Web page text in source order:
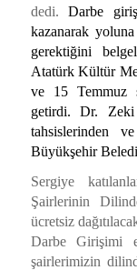
dedi.Darbe
kazanarak
gerektiğini
Atatürk Kültür
ve 15 Temmuz
getirdi. Dr. Zeki
tahsislerinden
Büyükşehir
Sergiye
Şairlerinin
ücretsiz
Darbe Girişimi
şairlerimizin